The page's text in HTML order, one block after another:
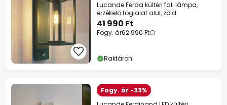
Lucande Ferda kültéri fali lámpa,
érzékelő foglalat alul, zöld
41 990 Ft
Fogy. ár62 990 Ft
Raktáron
Fogy. ár -33%